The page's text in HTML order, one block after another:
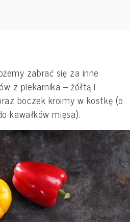
zabrać się za inne
z piekarnika – żółtą i
boczek kroimy w kostkę (o
kawałków mięsa).